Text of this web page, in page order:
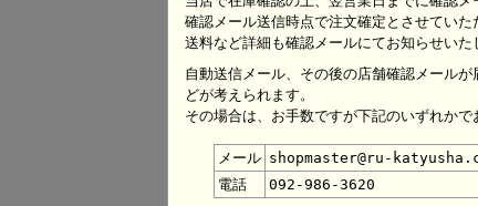
確認メール送信時点で注文確定とさせていた
送料など詳細も確認メールにてお知らせいた
自動送信メール、その後の店舗確認メール
どが考えられます。
その場合は、お手数ですが下記のいずれかで
メール shopmaster@ru-
電話
092-986-3620